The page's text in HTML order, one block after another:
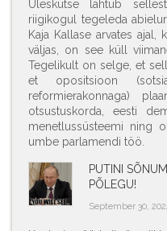
Üleskutse lähtub
riigikogul tegeleda
Kaja Kallase arvates
väljas, on see küll
Tegelikult on selge, et
et opositsioon
reformierakonnaga)
otsustuskorda, eesti
menetlussüsteemi ning
umbe parlamendi töö.
PUTINI
PÕLEGU!
September 30,